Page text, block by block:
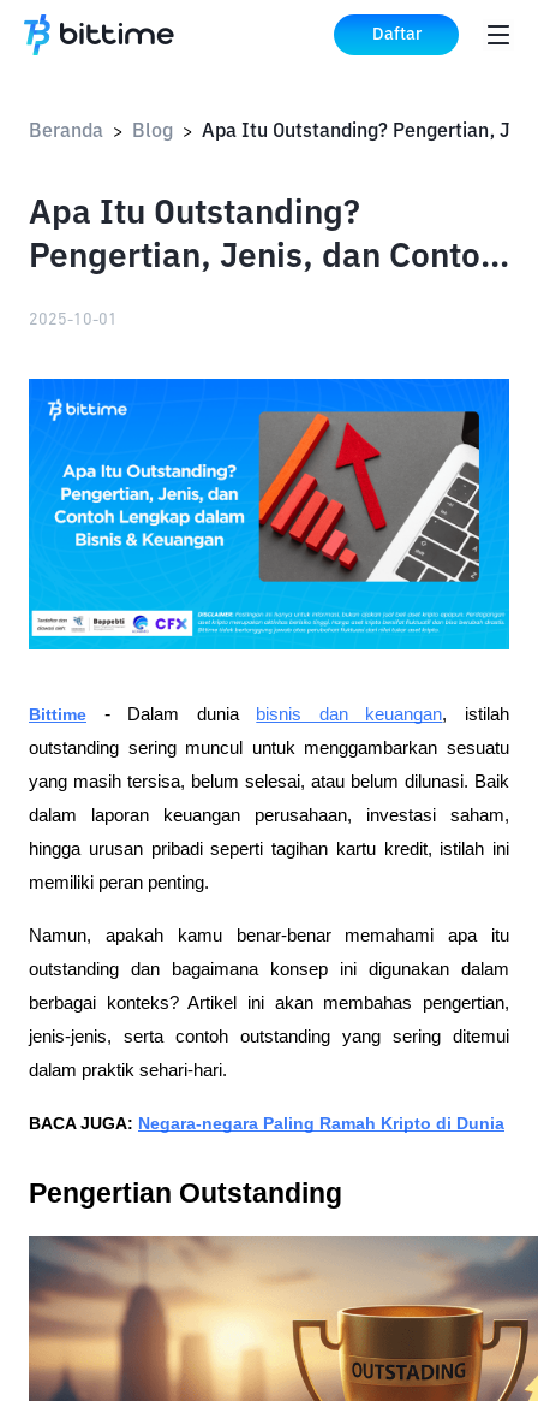
Daftar
Beranda > Blog >
Apa Itu Outstanding?
Pengertian, Jenis, dan Contoh
2025-10-01
Bittime - Dalam dunia bisnis dan keuangan, istilah
outstanding sering muncul untuk menggambarkan sesuatu
yang masih tersisa, belum selesai, atau belum dilunasi. Baik
dalam laporan keuangan perusahaan, investasi saham,
hingga urusan pribadi seperti tagihan kartu kredit, istilah ini
memiliki peran penting.
Namun, apakah kamu benar-benar memahami apa itu
outstanding dan bagaimana konsep ini digunakan dalam
berbagai konteks? Artikel ini akan membahas pengertian,
jenis-jenis, serta contoh outstanding yang sering ditemui
dalam praktik sehari-hari.
BACA JUGA: Negara-negara Paling Ramah Kripto di Dunia
Pengertian Outstanding